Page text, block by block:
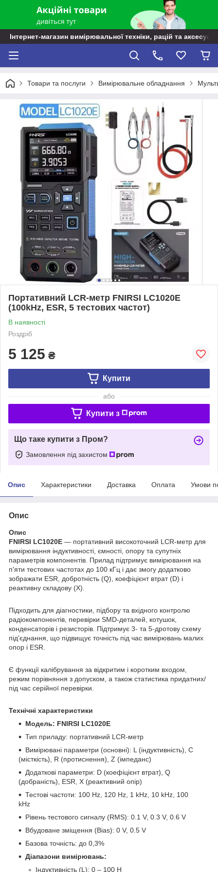
Інтернет-магазин вимірювальної техніки, рацій та
Товари та послуги Вимірювальне обладнання
Портативний LCR-метр FNIRSI LC1020E
(100kHz, ESR, 5 тестових частот)
В наявності
Роздріб
5 125 ₴
Купити
або
Купити з
Що таке купити з Пром?
Замовлення під захистом
Опис Характеристики Доставка Оплата Умови
Опис
Опис
FNIRSI LC1020E — портативний високоточний LCR-метр для
вимірювання індуктивності, ємності, опору та супутніх
параметрів компонентів. Прилад підтримує вимірювання на
п'яти тестових частотах до 100 кГц і дає змогу додатково
зображати ESR, добротність (Q), коефіцієнт втрат (D) і
реактивну складову (X).
Підходить для діагностики, підбору та вхідного контролю
радіокомпонентів, перевірки SMD-деталей, котушок,
конденсаторів і резисторів. Підтримує 3- та 5-дротову схему
під'єднання, що підвищує точність під час вимірювань малих
опор і ESR.
Є функції калібрування за відкритим і коротким входом,
режим порівняння з допуском, а також статистика придатних/
під час серійної перевірки.
Технічні характеристики
Модель: FNIRSI LC1020E
Тип приладу: портативний LCR-метр
Вимірювані параметри (основні): L (індуктивність), C
(місткість), R (протиснення), Z (імпеданс)
Додаткові параметри: D (коефіцієнт втрат), Q
(добраність), ESR, X (реактивний опір)
Тестові частоти: 100 Hz, 120 Hz, 1 kHz, 10 kHz, 100
kHz
Рівень тестового сигналу (RMS): 0.1 V, 0.3 V, 0.6 V
Вбудоване зміщення (Bias): 0 V, 0.5 V
Базова точність: до 0,3%
Діапазони вимірювань:
Індуктивність (L): 0 – 100 H